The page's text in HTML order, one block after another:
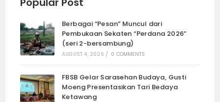
Berbagai “Pesan” Muncul dari
Pembukaan Sekaten “Perdana 2026”
(seri 2-bersambung)
AUGUST 4, 2026 / 0 COMMENTS
FBSB Gelar Sarasehan Budaya, Gusti
Moeng Presentasikan Tari Bedaya
Ketawang